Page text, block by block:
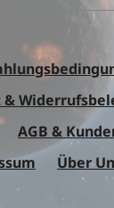
AGB &
Über